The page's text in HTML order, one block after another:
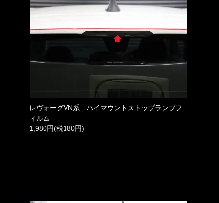
レヴォーグVN系 ハイマウントストップランプフ
ィルム
1,980円(税180円)